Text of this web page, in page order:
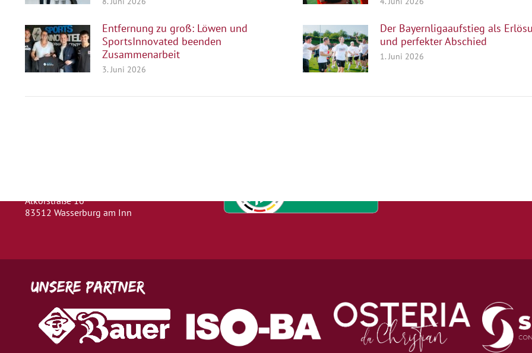
Entfernung zu groß: Löwen und
SportsInnovated beenden
Zusammenarbeit
3. Juni 2026
Der Bayernligaaufstieg als
und perfekter Abschied
1. Juni 2026
Alkorstraße 16
83512 Wasserburg am Inn
Unsere Partner